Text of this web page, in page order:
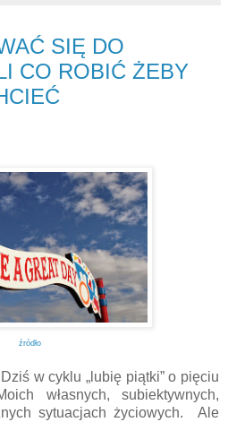
SIĘ DO
CO ROBIĆ ŻEBY
źródło
w cyklu „lubię piątki” o pięciu
własnych, subiektywnych,
sytuacjach życiowych.
Ale